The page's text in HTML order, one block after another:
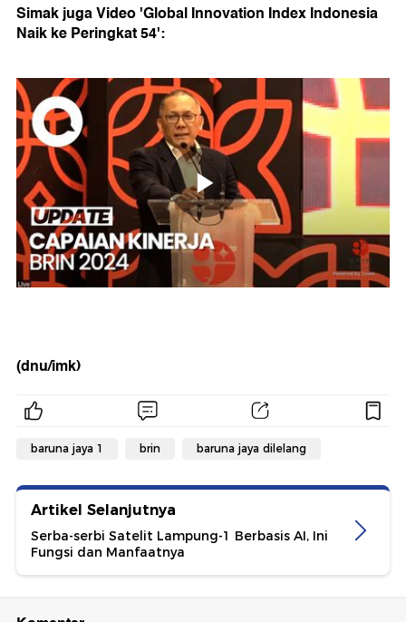
Simak juga Video 'Global Innovation Index Indonesia
Naik ke Peringkat 54':
(dnu/imk)
baruna jaya 1 brin baruna jaya dilelang
Artikel Selanjutnya
Serba-serbi Satelit Lampung-1 Berbasis AI, Ini
Fungsi dan Manfaatnya